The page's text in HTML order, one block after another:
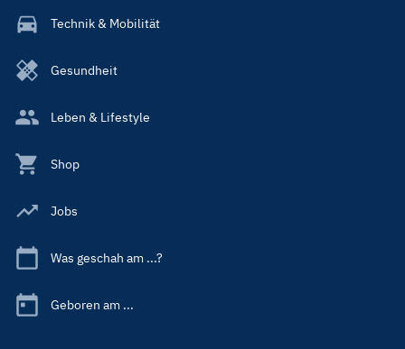
Technik & Mobilität
Gesundheit
Leben & Lifestyle
Shop
Jobs
Was geschah am ...?
Geboren am ...